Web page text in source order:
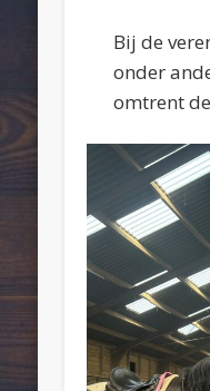
Bij de
onder
omtrent